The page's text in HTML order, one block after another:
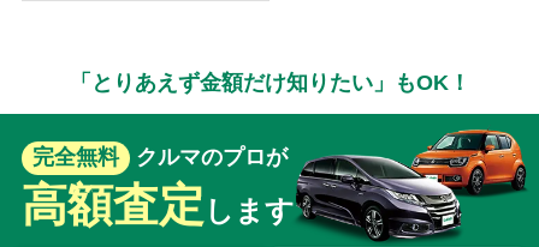
「とりあえず金額だけ知りたい」もOK！
完全無料 クルマのプロが
高額査定 します